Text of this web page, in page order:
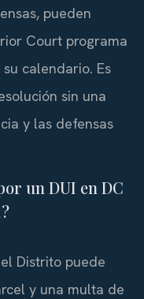
pueden
Court programa
calendario. Es
sin una
y las defensas
un DUI en DC
Distrito puede
y una multa de